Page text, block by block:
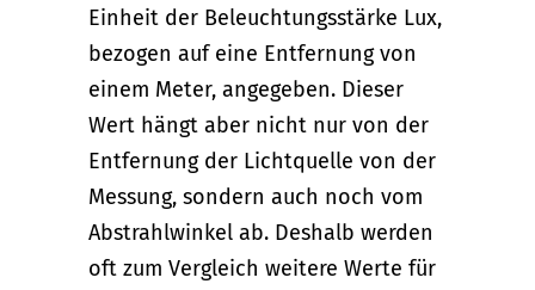
Einheit der Beleuchtungsstärke Lux,
bezogen auf eine Entfernung von
einem Meter, angegeben. Dieser
Wert hängt aber nicht nur von der
Entfernung der Lichtquelle von der
Messung, sondern auch noch vom
Abstrahlwinkel ab. Deshalb werden
oft zum Vergleich weitere Werte für